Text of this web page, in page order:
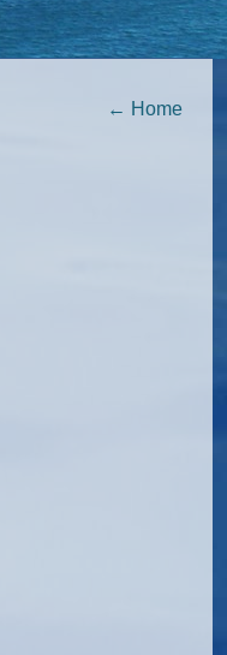
← Home